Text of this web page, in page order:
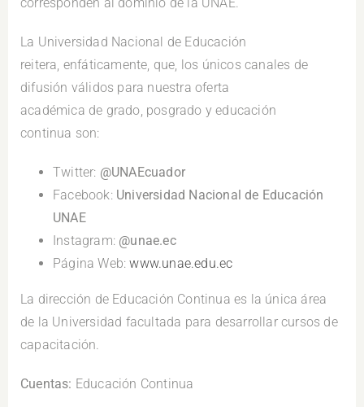
La Universidad Nacional de Educación
reitera, enfáticamente, que, los únicos canales de
difusión válidos para nuestra oferta
académica de grado, posgrado y educación
continua son:
Twitter: @UNAEcuador
Facebook: Universidad Nacional de Educación
UNAE
Instagram: @unae.ec
Página Web:www.unae.edu.ec
La dirección de Educación Continua es la única área
de la Universidad facultada para desarrollar cursos de
capacitación.
Cuentas: Educación Continua